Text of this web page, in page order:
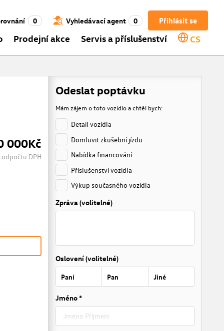
Přihlásit se
0 Vyhledávací agent 0
Prodejní akce Servis a příslušenství CS
000Kč
DPH
Odeslat poptávku
Mám zájem o toto vozidlo a chtěl bych:
Detail vozidla
Domluvit zkušební jízdu
Nabídka financování
Příslušenství vozidla
Výkup současného vozidla
Zpráva (volitelné)
Oslovení (volitelné)
Paní Pan Jiné
Jméno *